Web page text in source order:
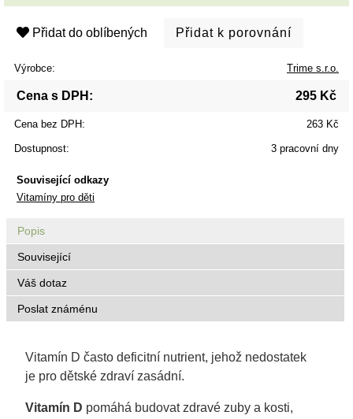
Přidat do oblíbených
Výrobce: Trime s.r.o.
Cena s DPH: 295 Kč
Cena bez DPH: 263 Kč
Dostupnost: 3 pracovní dny
Související odkazy
Vitamíny pro děti
Popis
Související
Váš dotaz
Poslat známénu
Vitamín D často deficitní nutrient, jehož nedostatek
je pro dětské zdraví zasádní.
Vitamín D pomáhá budovat zdravé zuby a kosti,